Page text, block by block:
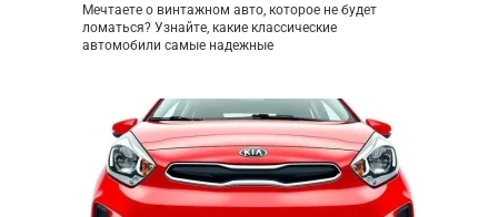
Мечтаете о винтажном авто, которое не будет
ломаться? Узнайте, какие классические
автомобили самые надежные